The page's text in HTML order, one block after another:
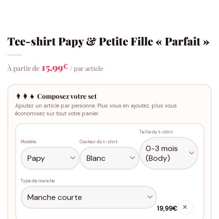
Tee-shirt Papy & Petite Fille « Parfait »
À partir de 15,99€ / par article
👨‍👩‍👧 Composez votre set
Ajoutez un article par personne. Plus vous en ajoutez, plus vous
économisez sur tout votre panier.
Modèle Couleur du t-shirt
Taille du t-shirt
Type de manche
19,99€ ✕